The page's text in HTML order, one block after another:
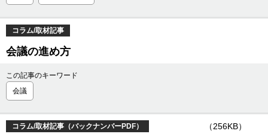
コラム/取材記事
会議の進め方
この記事のキーワード
会議
コラム/取材記事（バックナンバーPDF） （256KB）